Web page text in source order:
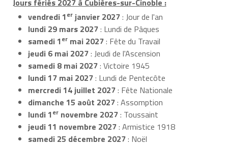
Jours fériés 2027 à Cubières-sur-Cinoble :
vendredi 1er janvier 2027: Jour de l'an
lundi 29 mars 2027: Lundi de Pâques
samedi 1er mai 2027: Fête du Travail
jeudi 6 mai 2027: Jeudi de l'Ascension
samedi 8 mai 2027: Victoire 1945
lundi 17 mai 2027: Lundi de Pentecôte
mercredi 14 juillet 2027: Fête Nationale
dimanche 15 août 2027: Assomption
lundi 1er novembre 2027: Toussaint
jeudi 11 novembre 2027: Armistice 1918
samedi 25 décembre 2027: Noël